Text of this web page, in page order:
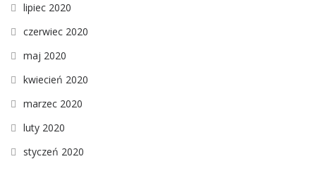
lipiec 2020
czerwiec 2020
maj 2020
kwiecień 2020
marzec 2020
luty 2020
styczeń 2020